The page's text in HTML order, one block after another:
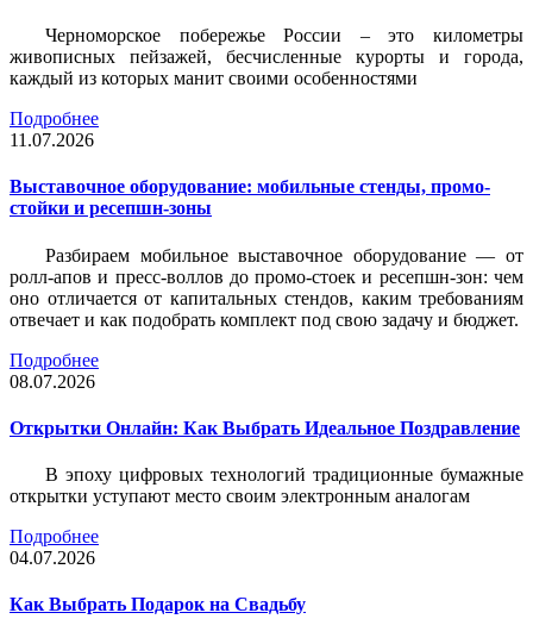
Черноморское побережье России – это километры
живописных пейзажей, бесчисленные курорты и города,
каждый из которых манит своими особенностями
Подробнее
11.07.2026
Выставочное оборудование: мобильные стенды, промо-
стойки и ресепшн-зоны
Разбираем мобильное выставочное оборудование — от
ролл-апов и пресс-воллов до промо-стоек и ресепшн-зон: чем
оно отличается от капитальных стендов, каким требованиям
отвечает и как подобрать комплект под свою задачу и бюджет.
Подробнее
08.07.2026
Открытки Онлайн: Как Выбрать Идеальное Поздравление
В эпоху цифровых технологий традиционные бумажные
открытки уступают место своим электронным аналогам
Подробнее
04.07.2026
Как Выбрать Подарок на Свадьбу